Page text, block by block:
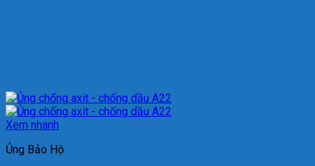
Xem nhanh
Ủng Bảo Hộ